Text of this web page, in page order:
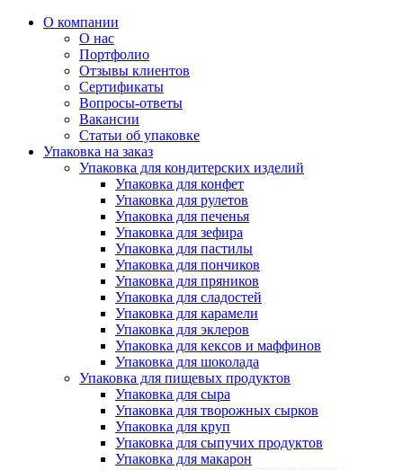
О компании
О нас
Портфолио
Отзывы клиентов
Сертификаты
Вопросы-ответы
Вакансии
Статьи об упаковке
Упаковка на заказ
Упаковка для кондитерских изделий
Упаковка для конфет
Упаковка для рулетов
Упаковка для печенья
Упаковка для зефира
Упаковка для пастилы
Упаковка для пончиков
Упаковка для пряников
Упаковка для сладостей
Упаковка для карамели
Упаковка для эклеров
Упаковка для кексов и маффинов
Упаковка для шоколада
Упаковка для пищевых продуктов
Упаковка для сыра
Упаковка для творожных сырков
Упаковка для круп
Упаковка для сыпучих продуктов
Упаковка для макарон